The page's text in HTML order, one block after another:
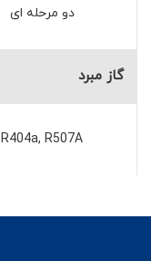
دو مرحله ای
گاز مبرد
R404a, R507A